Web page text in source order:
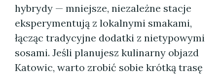
hybrydy — mniejsze, niezależne stacje
eksperymentują z lokalnymi smakami,
łącząc tradycyjne dodatki z nietypowymi
sosami. Jeśli planujesz kulinarny objazd
Katowic, warto zrobić sobie krótką trasę